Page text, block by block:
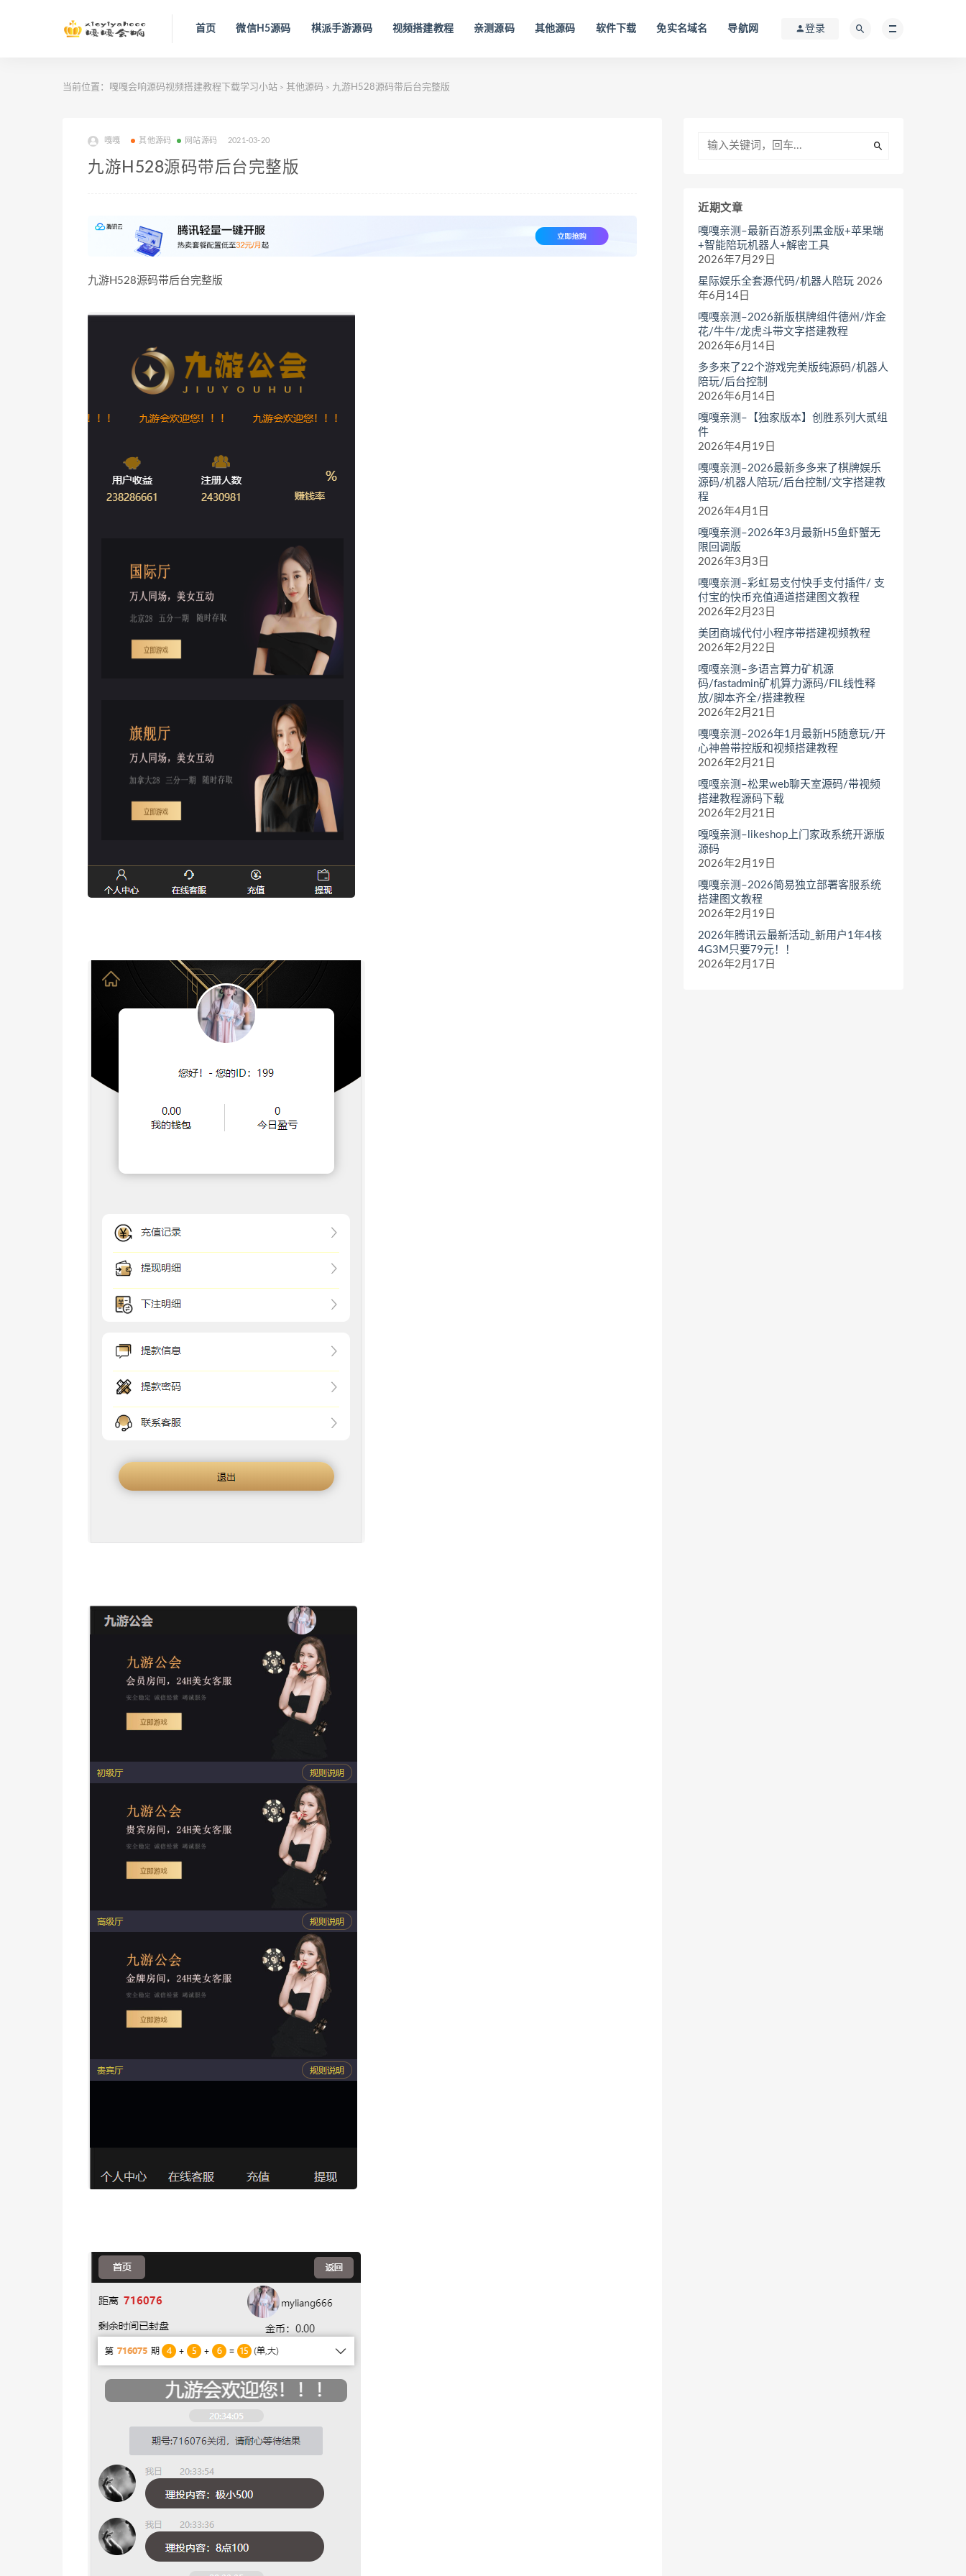
首页 微信H5源码 棋派手游源码 视频搭建教程 亲测源码 其他源码 软件下载 免实名域名 导航网 登录
当前位置： 嘎嘎会响源码视频搭建教程下载学习小站 > 其他源码 > 九游H528源码带后台完整版
嘎嘎 其他源码 网站源码 2021-03-20
九游H528源码带后台完整版
九游H528源码带后台完整版
近期文章
嘎嘎亲测–最新百游系列黑金版+苹果端
+智能陪玩机器人+解密工具
2026年7月29日
星际娱乐全套源代码/机器人陪玩 2026
年6月14日
嘎嘎亲测–2026新版棋牌组件德州/炸金
花/牛牛/龙虎斗带文字搭建教程
2026年6月14日
多多来了22个游戏完美版纯源码/机器人
陪玩/后台控制
2026年6月14日
嘎嘎亲测–【独家版本】创胜系列大贰组
件
2026年4月19日
嘎嘎亲测–2026最新多多来了棋牌娱乐
源码/机器人陪玩/后台控制/文字搭建教
程
2026年4月1日
嘎嘎亲测–2026年3月最新H5鱼虾蟹无
限回调版
2026年3月3日
嘎嘎亲测–彩虹易支付快手支付插件/ 支
付宝的快币充值通道搭建图文教程
2026年2月23日
美团商城代付小程序带搭建视频教程
2026年2月22日
嘎嘎亲测–多语言算力矿机源
码/fastadmin矿机算力源码/FIL线性释
放/脚本齐全/搭建教程
2026年2月21日
嘎嘎亲测–2026年1月最新H5随意玩/开
心神兽带控版和视频搭建教程
2026年2月21日
嘎嘎亲测–松果web聊天室源码/带视频
搭建教程源码下载
2026年2月21日
嘎嘎亲测–likeshop上门家政系统开源版
源码
2026年2月19日
嘎嘎亲测–2026简易独立部署客服系统
搭建图文教程
2026年2月19日
2026年腾讯云最新活动_新用户1年4核
4G3M只要79元！！
2026年2月17日